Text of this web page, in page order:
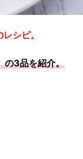
レシピ。
の3品を紹介。